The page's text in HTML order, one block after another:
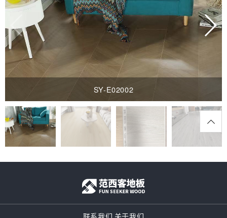
SY-E02002
联系我们 关于我们